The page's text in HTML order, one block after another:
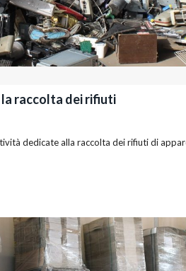
la raccolta dei rifiuti
dedicate alla raccolta dei rifiuti di